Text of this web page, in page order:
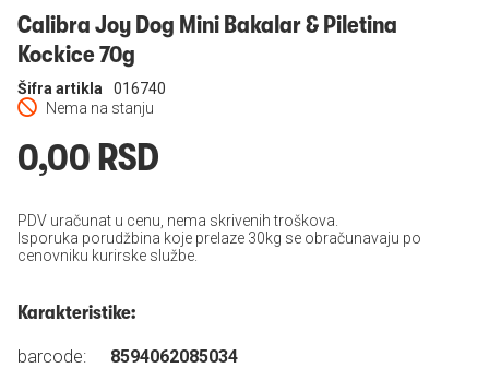
Calibra Joy Dog Mini Bakalar & Piletina
Kockice 70g
Nema na stanju
Šifra artikla 016740
0,00 RSD
PDV uračunat u cenu, nema skrivenih troškova.
Isporuka porudžbina koje prelaze 30kg se obračunavaju po
cenovniku kurirske službe.
Karakteristike:
barcode:
8594062085034